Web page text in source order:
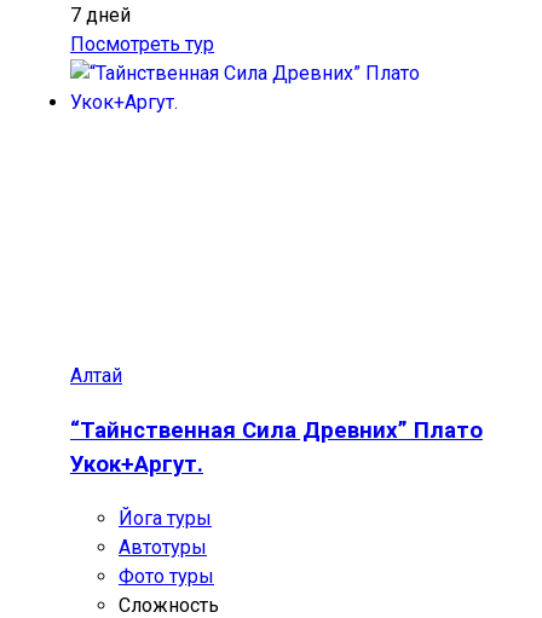
7 дней
Посмотреть тур
Алтай
“Тайнственная Сила Древних” Плато
Укок+Аргут.
Йога туры
Автотуры
Фото туры
Сложность